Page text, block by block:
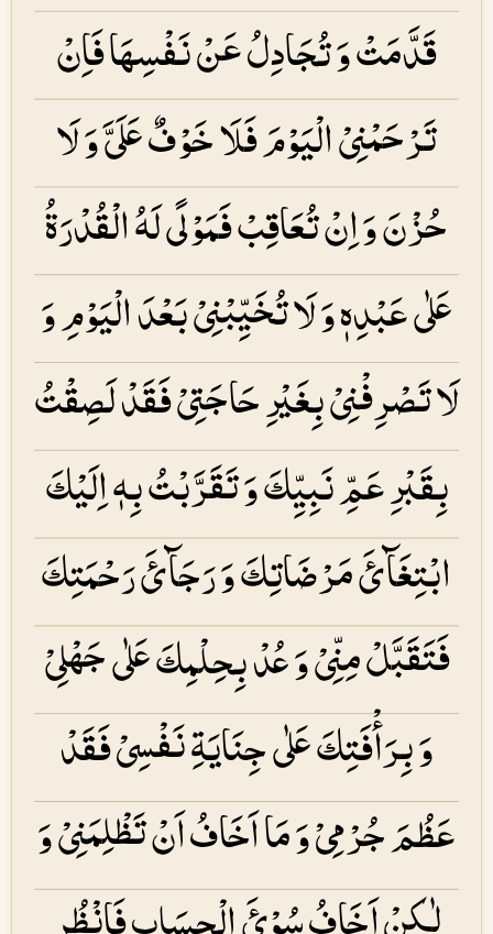
قَدَّمَتْ وَ تُجَادِلُ عَنْ نَفْسِهَا فَاِنْ
تَرْحَمْنِیْ الْیَوْمَ فَلَا خَوْفٌ عَلَیَّ وَ لَا
حُزْنَ وَ اِنْ تُعَاقِبْ فَمَوْلًی لَهُ الْقُدْرَۃُ
عَلٰی عَبْدِهٖ وَ لَا تُخَیِّبْنِیْ بَعْدَ الْیَوْمِ وَ
لَا تَصْرِفْنِیْ بِغَیْرِ حَاجَتِیْ فَقَدْ لَصِقْتُ
بِقَبْرِ عَمِّ نَبِیِّكَ وَ تَقَرَّبْتُ بِهٖ اِلَیْكَ
ابْتِغَآئَ مَرْضَاتِكَ وَ رَجَآئَ رَحْمَتِكَ
فَتَقَبَّلْ مِنِّیْ وَ عُدْ بِحِلْمِكَ عَلٰی جَهْلِیْ
وَ بِرَأْفَتِكَ عَلٰی جِنَایَۃِ نَفْسِیْ فَقَدْ
عَظُمَ جُرْمِیْ وَ مَا اَخَافُ اَنْ تَظْلِمَنِیْ وَ
لٰكِنْ اَخَافُ سُوْئَ الْحِسَابِ فَانْظُرِ